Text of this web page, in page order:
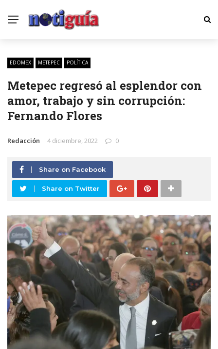
EDOMEX METEPEC POLÍTICA
Metepec regresó al esplendor con
amor, trabajo y sin corrupción:
Fernando Flores
Redacción 4 diciembre, 2022 0
Share on Facebook
Share on Twitter